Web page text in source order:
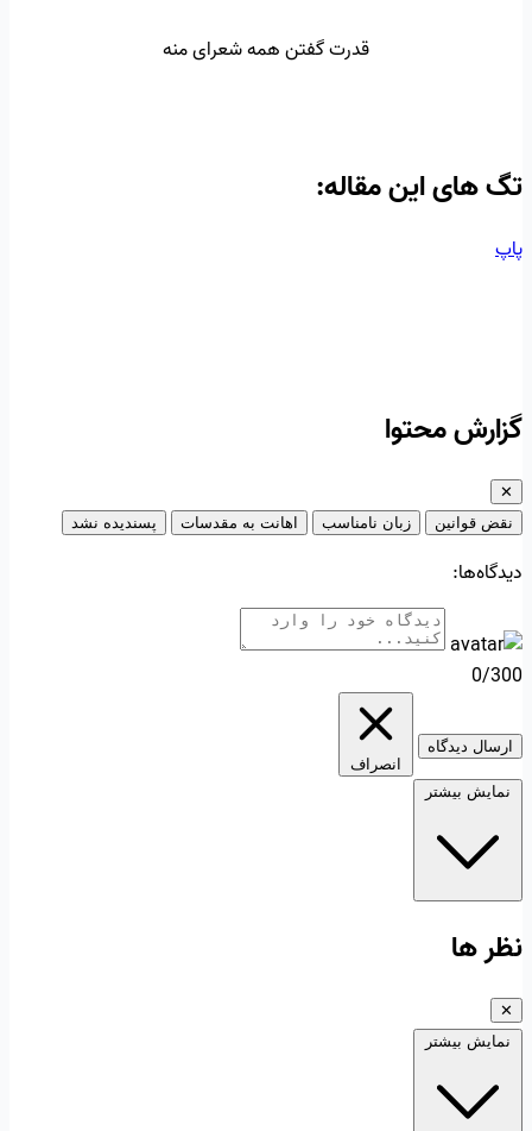
قدرت گفتن همه شعرای منه
تگ‌ های این مقاله:
پاپ
گزارش محتوا
✕
نقض قوانین
زبان نامناسب اهانت به مقدسات پسندیده نشد
دیدگاه‌ها:
0/300
ارسال دیدگاه
انصراف
نمایش بیشتر
نظر ها
✕
نمایش بیشتر